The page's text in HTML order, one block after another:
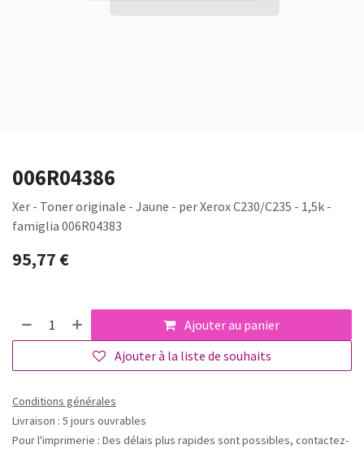
006R04386
Xer - Toner originale - Jaune - per Xerox C230/C235 - 1,5k -
famiglia 006R04383
95,77€
Ajouter au panier
Ajouter à la liste de souhaits
Conditions générales
Livraison : 5 jours ouvrables
Pour l'imprimerie : Des délais plus rapides sont possibles, contactez-